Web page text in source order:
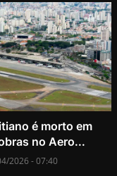
é morto em
no Aero...
2026 - 07:40